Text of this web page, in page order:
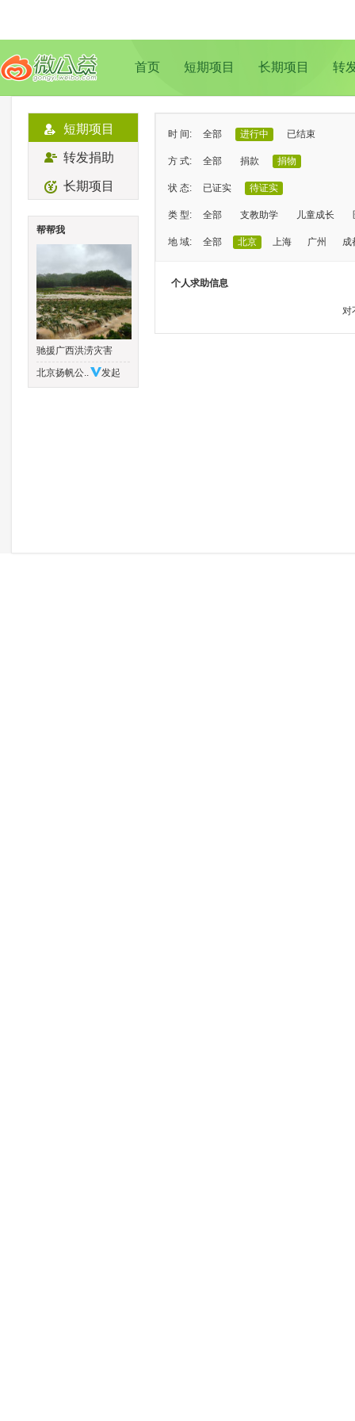
首页 短期项目 长期项目 转
短期项目
转发捐助
长期项目
帮帮我
驰援广西洪涝灾害
北京扬帆公..
发起
时 间: 全部 进行中 已结束
方 式: 全部 捐款 捐物
状 态: 已证实 待证实
类 型: 全部 支教助学 儿童成长
地 域: 全部 北京 上海 广州 成
个人求助信息
对